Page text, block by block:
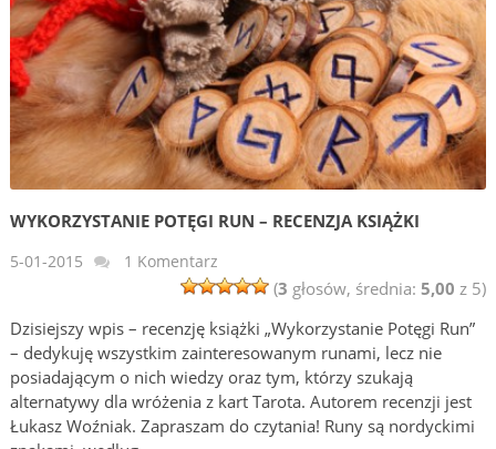
WYKORZYSTANIE POTĘGI RUN – RECENZJA KSIĄŻKI
5-01-2015 1 Komentarz
(3 głosów, średnia: 5,00 z 5)
Dzisiejszy wpis – recenzję książki „Wykorzystanie Potęgi Run”
– dedykuję wszystkim zainteresowanym runami, lecz nie
posiadającym o nich wiedzy oraz tym, którzy szukają
alternatywy dla wróżenia z kart Tarota. Autorem recenzji jest
Łukasz Woźniak. Zapraszam do czytania! Runy są nordyckimi